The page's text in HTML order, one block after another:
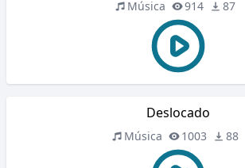
Música 914 87
Deslocado
Música 1003 88